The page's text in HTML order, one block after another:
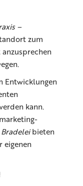
–
zum
Entwicklungen
kann.
bieten
eigenen